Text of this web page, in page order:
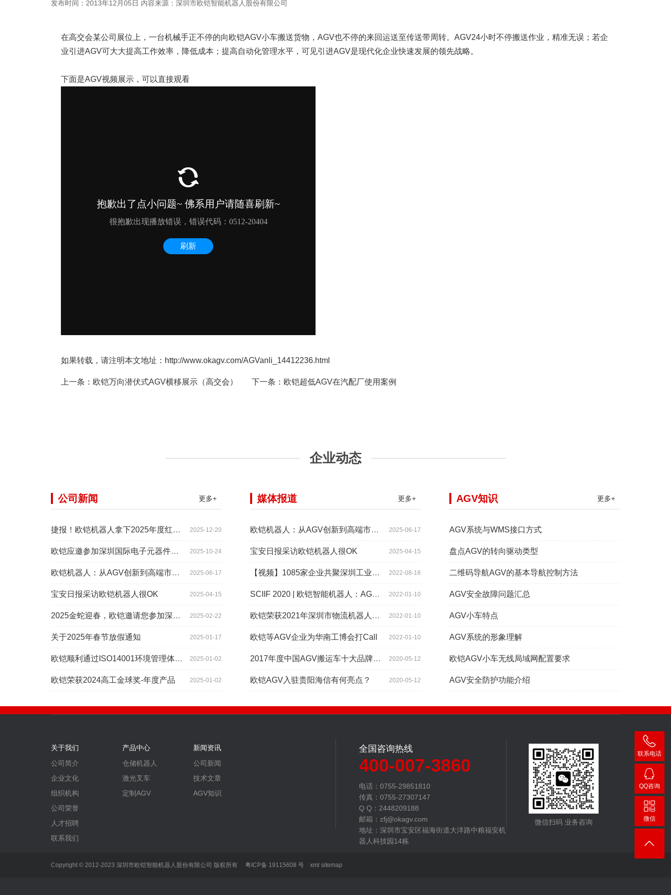
发布时间：2013年12月05日 内容来源：深圳市欧铠智能机器人股份有限公司
在高交会某公司展位上，一台机械手正不停的向欧铠AGV小车搬送货物，AGV也不停的来回运送至传送带周转。AGV24小时不停搬送作业，精准无误；若企
业引进AGV可大大提高工作效率，降低成本；提高自动化管理水平，可见引进AGV是现代化企业快速发展的领先战略。
下面是AGV视频展示，可以直接观看
如果转载，请注明本文地址：http://www.okagv.com/AGVanli_14412236.html
上一条： 欧铠万向潜伏式AGV横移展示（高交会） 下一条： 欧铠超低AGV在汽配厂使用案例
企业动态
更多+
公司新闻
2025-12-20
捷报！欧铠机器人拿下2025年度红帆奖！
2025-10-24
欧铠应邀参加深圳国际电子元器件展时间:2025年10月28-
2025-06-17
欧铠机器人：从AGV创新到高端市场的领导蜕变
2025-04-15
宝安日报采访欧铠机器人很OK
2025-02-22
2025金蛇迎春，欧铠邀请您参加深圳工业展
2025-01-17
关于2025年春节放假通知
2025-01-02
欧铠顺利通过ISO14001环境管理体系认证
2025-01-02
欧铠荣获2024高工金球奖-年度产品
更多+
媒体报道
2025-06-17
欧铠机器人：从AGV创新到高端市场的领导蜕变
2025-04-15
宝安日报采访欧铠机器人很OK
2022-08-16
【视频】1085家企业共聚深圳工业展，为“双链”畅通堵点、卡点
2022-01-10
SCIIF 2020 | 欧铠智能机器人：AGV自动化物流设备及系统
2022-01-10
欧铠荣获2021年深圳市物流机器人应用大赛创新项目奖
2022-01-10
欧铠等AGV企业为华南工博会打Call
2020-05-12
2017年度中国AGV搬运车十大品牌总评榜揭晓
2020-05-12
欧铠AGV入驻贵阳海信有何亮点？
更多+
AGV知识
AGV系统与WMS接口方式
盘点AGV的转向驱动类型
二维码导航AGV的基本导航控制方法
AGV安全故障问题汇总
AGV小车特点
AGV系统的形象理解
欧铠AGV小车无线局域网配置要求
AGV安全防护功能介绍
关于我们
公司简介
企业文化
组织机构
公司荣誉
人才招聘
联系我们
产品中心
仓储机器人
激光叉车
定制AGV
新闻资讯
公司新闻
技术文章
AGV知识
全国咨询热线
400-007-3860
电话：0755-29851810
传真：0755-27307147
Q Q：2448209188
邮箱：zfj@okagv.com
地址：深圳市宝安区福海街道大洋路中粮福安机
器人科技园14栋
微信扫码 业务咨询
Copyright © 2012-2023 深圳市欧铠智能机器人股份有限公司 版权所有 粤ICP备 19115608 号 xml sitemap
联系电话
400-
007-
3860
QQ咨询
微信